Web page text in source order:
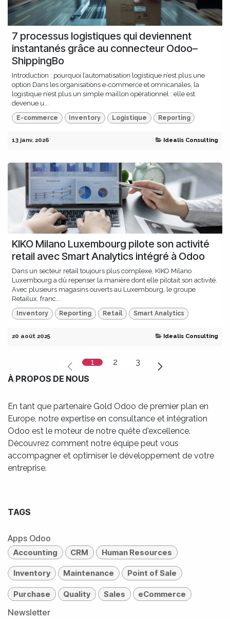
7 processus logistiques qui deviennent
instantanés grâce au connecteur Odoo–
ShippingBo
Introduction : pourquoi l’automatisation logistique n’est plus une
option Dans les organisations e-commerce et omnicanales, la
logistique n’est plus un simple maillon opérationnel : elle est
devenue u...
E-commerce Inventory Logistique Reporting
13 janv. 2026 Idealis Consulting
KIKO Milano Luxembourg pilote son activité
retail avec Smart Analytics intégré à Odoo
Dans un secteur retail toujours plus complexe, KIKO Milano
Luxembourg a dû repenser la manière dont elle pilotait son activité.
Avec plusieurs magasins ouverts au Luxembourg, le groupe
Retailux, franc...
Inventory Reporting Retail Smart Analytics
20 août 2025 Idealis Consulting
1 2 3
À PROPOS DE NOUS
En tant que partenaire Gold Odoo de premier plan en
Europe, notre expertise en consultance et intégration
Odoo est le moteur de notre quête d'excellence.
Découvrez comment notre équipe peut vous
accompagner et optimiser le développement de votre
entreprise.
TAGS
Apps Odoo
Accounting CRM Human Resources
Inventory Maintenance Point of Sale
Purchase Quality Sales eCommerce
Newsletter